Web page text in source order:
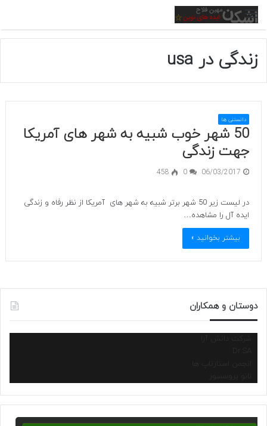
منو
زندگی در usa
دانستنی ها
50 شهر خوب شبیه به شهر های آمریکا
جهت زندگی
06/03/2017
0
458
در لیست زیر 50 شهر برتر شبیه به شهر های آمریکا از نظر رفاه و زندگی
ایده آل را مشاهده…
بیشتر بخوانید »
دوستان و همکاران
شرکت دانش آرا
انجمن استارتاپ ها
نانو پروسسور